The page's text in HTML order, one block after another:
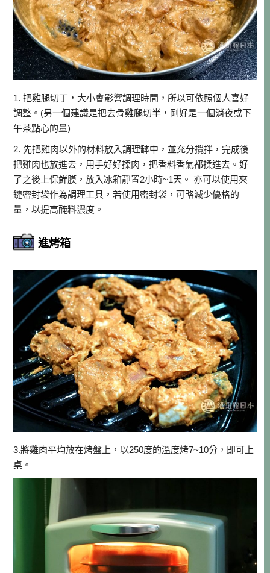
1. 把雞腿切丁，大小會影響調理時間，所以可依照個人喜好
調整。(另一個建議是把去骨雞腿切半，剛好是一個消夜或下
午茶點心的量)
2. 先把雞肉以外的材料放入調理缽中，並充分攪拌，完成後
把雞肉也放進去，用手好好揉肉，把香料香氣都揉進去。好
了之後上保鮮膜，放入冰箱靜置2小時~1天。 亦可以使用夾
鏈密封袋作為調理工具，若使用密封袋，可略減少優格的
量，以提高醃料濃度。
進烤箱
3.將雞肉平均放在烤盤上，以250度的溫度烤7~10分，即可上
桌。